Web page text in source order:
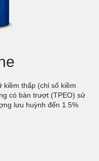
thấp (chỉ số kiềm
có bàn trượt (TPEO) sử
lưu huỳnh đến 1.5%